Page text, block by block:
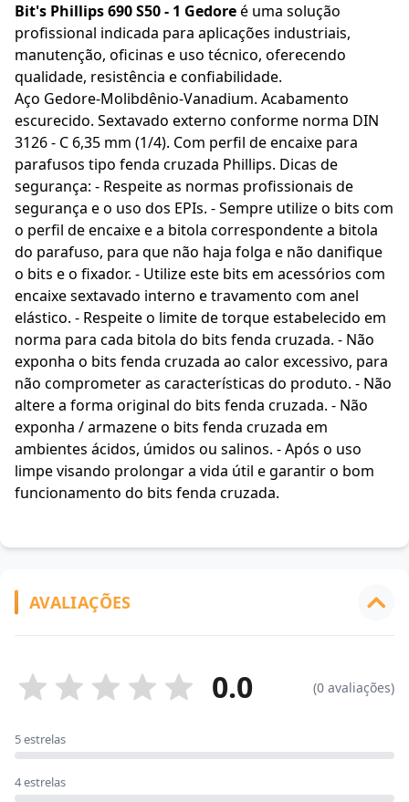
Bit's Phillips 690 S50 - 1 Gedoreé uma solução
profissional indicada para aplicações industriais,
manutenção, oficinas e uso técnico, oferecendo
qualidade, resistência e confiabilidade.
Aço Gedore-Molibdênio-Vanadium. Acabamento
escurecido. Sextavado externo conforme norma DIN
3126 - C 6,35 mm (1/4). Com perfil de encaixe para
parafusos tipo fenda cruzada Phillips. Dicas de
segurança: - Respeite as normas profissionais de
segurança e o uso dos EPIs. - Sempre utilize o bits com
o perfil de encaixe e a bitola correspondente a bitola
do parafuso, para que não haja folga e não danifique
o bits e o fixador. - Utilize este bits em acessórios com
encaixe sextavado interno e travamento com anel
elástico. - Respeite o limite de torque estabelecido em
norma para cada bitola do bits fenda cruzada. - Não
exponha o bits fenda cruzada ao calor excessivo, para
não comprometer as características do produto. - Não
altere a forma original do bits fenda cruzada. - Não
exponha / armazene o bits fenda cruzada em
ambientes ácidos, úmidos ou salinos. - Após o uso
limpe visando prolongar a vida útil e garantir o bom
funcionamento do bits fenda cruzada.
AVALIAÇÕES
0.0 (0 avaliações)
5 estrelas
4 estrelas